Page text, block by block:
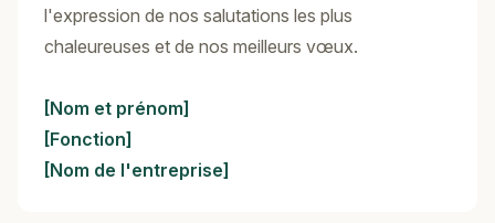
l'expression de nos salutations les plus
chaleureuses et de nos meilleurs vœux.
[Nom et prénom]
[Fonction]
[Nom de l'entreprise]